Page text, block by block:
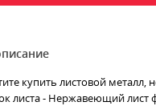
купить листовой металл,
листа - Нержавеющий лист